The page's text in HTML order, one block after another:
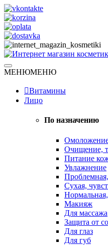
Skip
to
content
Интернет магазин
Натуральная косметика
МЕНЮМЕНЮ
Витамины
Лицо
По назначению
Очищение,
Питание
Увлажнение
Сухая,
Макияж
Для массажа
Защита от
Для глаз
Для губ